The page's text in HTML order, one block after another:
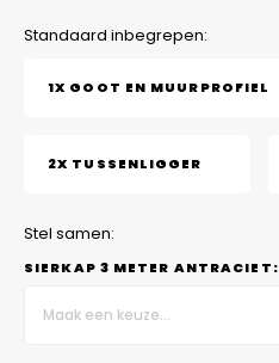
Standaard inbegrepen:
1X GOOT EN MUURPROFIEL
2X TUSSENLIGGER
Stel samen:
SIERKAP 3 METER ANTRACIET:
Maak een keuze...